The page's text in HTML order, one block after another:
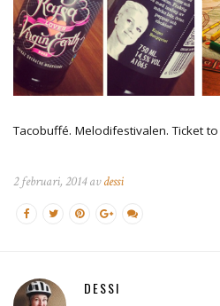
Tacobuffé. Melodifestivalen. Ticket
2 februari, 2014 avdessi
DESSI